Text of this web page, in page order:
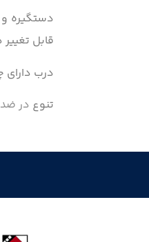
قابل
درب دارای
تنوع در